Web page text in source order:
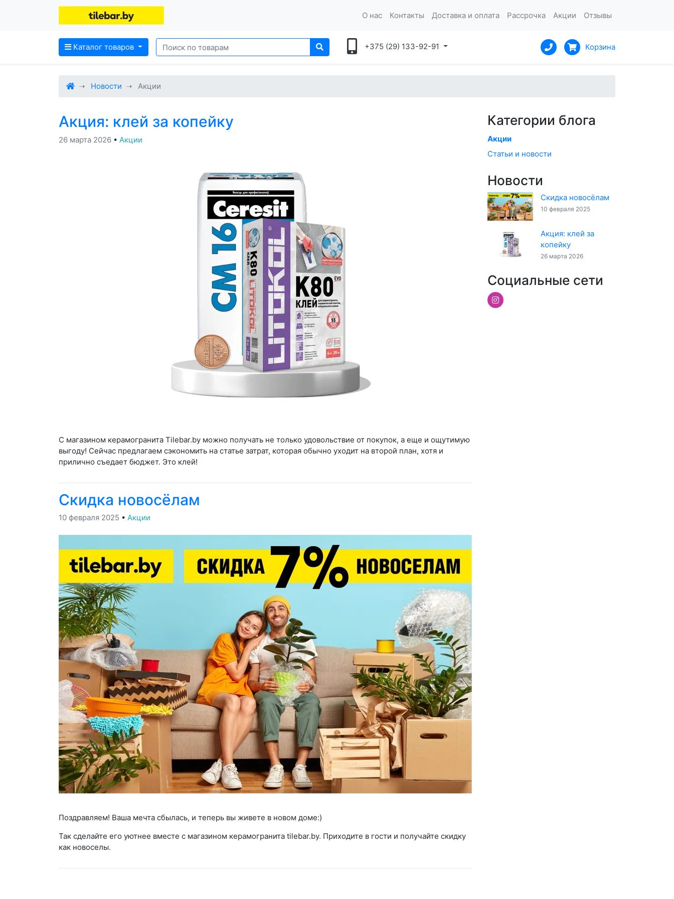
О нас Контакты Доставка и оплата Рассрочка Акции Отзывы
Каталог товаров +375 (29) 133-92-91 Корзина
Новости Акции
Акция: клей за копейку
26 марта 2026 • Акции
С магазином керамогранита Tilebar.by можно получать не только удовольствие от покупок, а еще и ощутимую
выгоду! Сейчас предлагаем сэкономить на статье затрат, которая обычно уходит на второй план, хотя и
прилично съедает бюджет. Это клей!
Скидка новосёлам
10 февраля 2025 • Акции
Поздравляем! Ваша мечта сбылась, и теперь вы живете в новом доме:)
Так сделайте его уютнее вместе с магазином керамогранита tilebar.by. Приходите в гости и получайте скидку
как новоселы.
Категории блога
Акции
Статьи и новости
Новости
Скидка новосёлам
10 февраля 2025
Акция: клей за
копейку
26 марта 2026
Социальные сети